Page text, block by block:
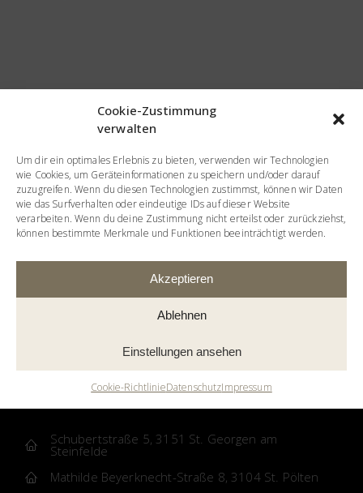
Cookie-Zustimmung
verwalten
Um dir ein optimales Erlebnis zu bieten, verwenden wir Technologien
wie Cookies, um Geräteinformationen zu speichern und/oder darauf
zuzugreifen. Wenn du diesen Technologien zustimmst, können wir Daten
wie das Surfverhalten oder eindeutige IDs auf dieser Website
verarbeiten. Wenn du deine Zustimmung nicht erteilst oder zurückziehst,
können bestimmte Merkmale und Funktionen beeinträchtigt werden.
Akzeptieren
Ablehnen
Einstellungen ansehen
Cookie-RichtlinieDatenschutzImpressum
EIGELSREITER
BETRIEBSGESMBH
MTM IMMOBILIEN GMBH
Schubertstraße 5, 3151 St. Georgen am
Steinfelde
Mathilde Beyerknecht-Straße 8, 3104 St. Pölten